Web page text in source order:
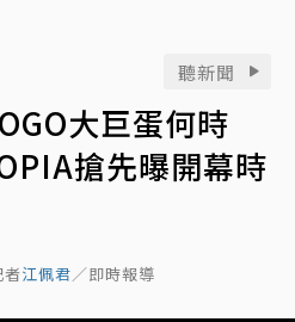
聽新聞
大巨蛋何時
搶先曝開幕時
江佩君／即時報導